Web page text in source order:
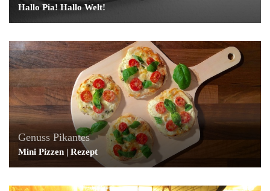
Hallo Pia! Hallo Welt!
Genuss Pikantes
Mini Pizzen | Rezept